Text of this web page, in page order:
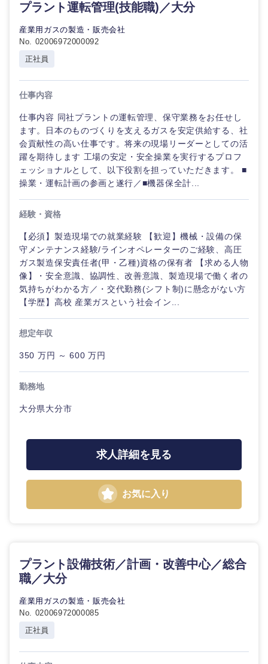
プラント運転管理(技能職)／大分
産業用ガスの製造・販売会社
No. 02006972000092
正社員
仕事内容
仕事内容 同社プラントの運転管理、保守業務をお任せし
ます。日本のものづくりを支えるガスを安定供給する、社
会貢献性の高い仕事です。将来の現場リーダーとしての活
躍を期待します 工場の安定・安全操業を実行するプロフ
ェッショナルとして、以下役割を担っていただきます。 ■
操業・運転計画の参画と遂行／■機器保全計...
経験・資格
【必須】製造現場での就業経験 【歓迎】機械・設備の保
守メンテナンス経験/ラインオペレーターのご経験、高圧
ガス製造保安責任者(甲・乙種)資格の保有者 【求める人物
像】・安全意識、協調性、改善意識、製造現場で働く者の
気持ちがわかる方／・交代勤務(シフト制)に懸念がない方
【学歴】高校 産業ガスという社会イン...
想定年収
350 万円 ～ 600 万円
勤務地
大分県大分市
求人詳細を見る
お気に入り
プラント設備技術／計画・改善中心／総合
職／大分
産業用ガスの製造・販売会社
No. 02006972000085
正社員